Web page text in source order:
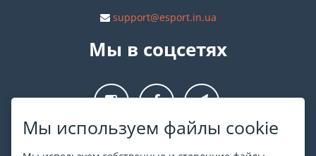
Мы используем файлы cookie
support@esport.in.ua
Мы в соцсетях
О ESPORT.in.ua